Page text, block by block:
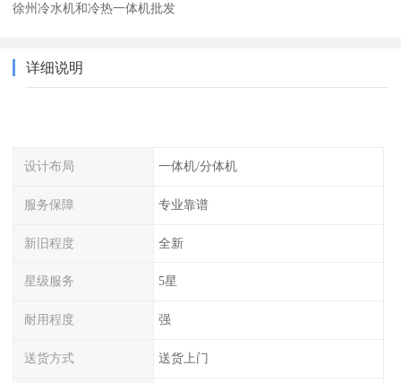
徐州冷水机和冷热一体机批发
详细说明
设计布局 一体机/分体机
服务保障 专业靠谱
新旧程度 全新
星级服务 5星
耐用程度 强
送货方式 送货上门